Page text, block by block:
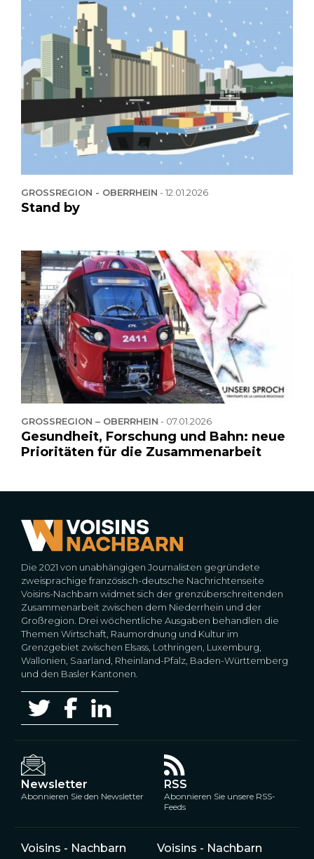
GROSSREGION - OBERRHEIN -12.01.2026
Stand by
GROSSREGION – OBERRHEIN - 07.01.2026
Gesundheit, Forschung und Bahn: neue
Prioritäten für die Zusammenarbeit
Die 2021 von unabhängigen Journalisten gegründete
zweisprachige französisch-deutsche Nachrichtenseite
Voisins-Nachbarn widmet sich der grenzüberschreitenden
Zusammenarbeit zwischen dem Niederrhein und der
Großregion. Drei wöchentliche Ausgaben behandlen die
Themen Wirtschaft, Raumordnung und Kultur im
Grenzgebiet zwischen Elsass, Lothringen, Luxemburg,
Wallonien, Saarland, Rheinland-Pfalz, Baden-Württemberg
und den Basler Kantonen.
Newsletter
Abonnieren Sie den Newsletter
RSS
Abonnieren Sie unsere RSS-
Feeds
Voisins - Nachbarn Voisins - Nachbarn